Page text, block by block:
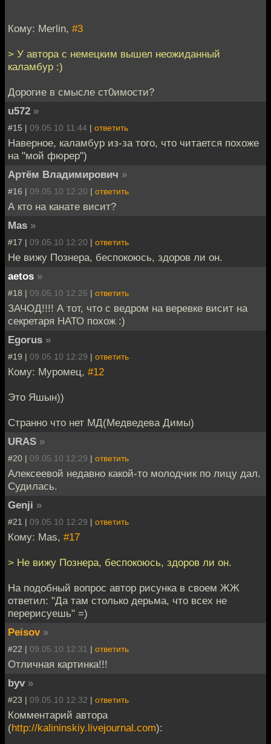
Кому: Merlin, #3
> У автора с немецким вышел неожиданный
каламбур :)
Дорогие в смысле ст0имости?
u572 »
#15 | 09.05.10 11:44 | ответить
Наверное, каламбур из-за того, что читается похоже
на "мой фюрер")
Артём Владимирович »
#16 | 09.05.10 12:20 | ответить
А кто на канате висит?
Mas »
#17 | 09.05.10 12:20 | ответить
Не вижу Познера, беспокоюсь, здоров ли он.
aetos »
#18 | 09.05.10 12:26 | ответить
ЗАЧОД!!!! А тот, что с ведром на веревке висит на
секретаря НАТО похож :)
Egorus »
#19 | 09.05.10 12:29 | ответить
Кому: Муромец, #12
Это Яшын))
Странно что нет МД(Медведева Димы)
URAS »
#20 | 09.05.10 12:29 | ответить
Алексеевой недавно какой-то молодчик по лицу дал.
Судилась.
Genji »
#21 | 09.05.10 12:29 | ответить
Кому: Mas, #17
> Не вижу Познера, беспокоюсь, здоров ли он.
На подобный вопрос автор рисунка в своем ЖЖ
ответил: "Да там столько дерьма, что всех не
перерисуешь" =)
Peisov »
#22 | 09.05.10 12:31 | ответить
Отличная картинка!!!
byv »
#23 | 09.05.10 12:32 | ответить
Комментарий автора
(http://kalininskiy.livejournal.com):